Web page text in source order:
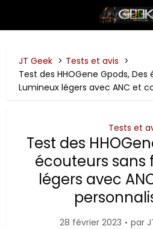
JT Geek
Tests et avis
Test des HHOGene Gpods,
Lumineux légers avec ANC et
Tests et
Test des
écouteurs sans
légers avec
28 février 2023 par